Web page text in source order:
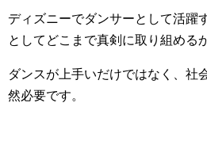
ディズニーでダンサーとして活躍
としてどこまで真剣に取り組める
ダンスが上手いだけではなく、社
然必要です。